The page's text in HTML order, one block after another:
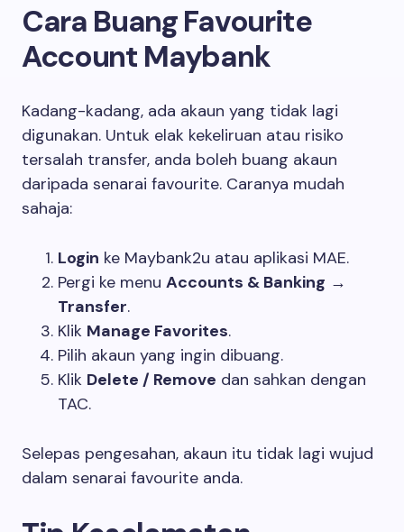
Cara Buang Favourite
Account Maybank
Kadang-kadang, ada akaun yang tidak lagi
digunakan. Untuk elak kekeliruan atau risiko
tersalah transfer, anda boleh buang akaun
daripada senarai favourite. Caranya mudah
sahaja:
Login ke Maybank2u atau aplikasi MAE.
Pergi ke menu Accounts & Banking →
Transfer.
Klik Manage Favorites.
Pilih akaun yang ingin dibuang.
Klik Delete / Remove dan sahkan dengan
TAC.
Selepas pengesahan, akaun itu tidak lagi wujud
dalam senarai favourite anda.